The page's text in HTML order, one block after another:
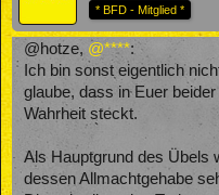
* BFD - Mitglied *
@hotze, @****:
Ich bin sonst eigentlich
glaube, dass in Euer
Wahrheit steckt.
Als Hauptgrund des Übels
dessen Allmachtgehabe